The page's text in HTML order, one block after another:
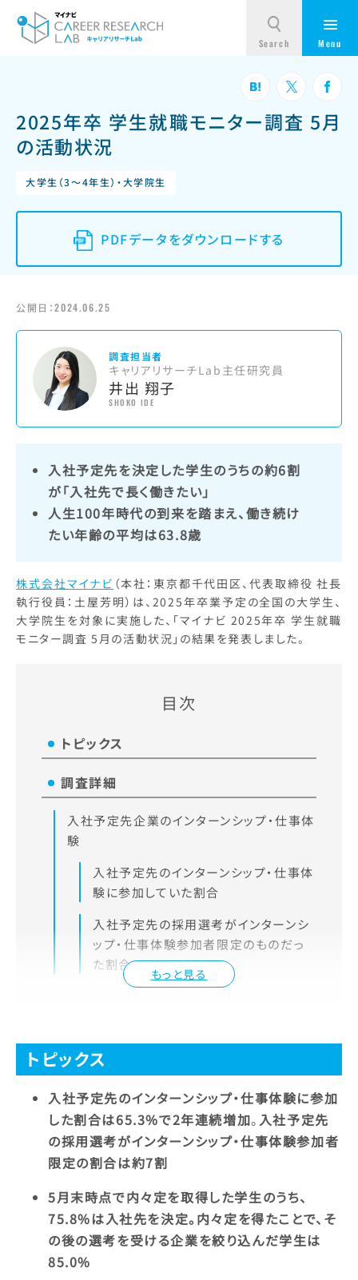
2025年卒 学生就職モニター調査 5月
の活動状況
大学生（3～4年生）・大学院生
PDFデータをダウンロードする
公開日：2024.06.25
調査担当者
キャリアリサーチLab主任研究員
井出 翔子
SHOKO IDE
入社予定先を決定した学生のうちの約6割
が「入社先で長く働きたい」
人生100年時代の到来を踏まえ、働き続け
たい年齢の平均は63.8歳
株式会社マイナビ （本社：東京都千代田区、代表取締役 社長
執行役員：土屋芳明）は、2025年卒業予定の全国の大学生、
大学院生を対象に実施した、「マイナビ 2025年卒 学生就職
モニター調査 5月の活動状況」の結果を発表しました。
目次
もっと見る
トピックス
調査詳細
入社予定先企業のインターンシップ・仕事体
験
入社予定先のインターンシップ・仕事体
験に参加していた割合
入社予定先の採用選考がインターンシ
ップ・仕事体験参加者限定のものだっ
た割合
トピックス
入社予定先のインターンシップ・仕事体験に参加
した割合は65.3%で2年連続増加。入社予定先
の採用選考がインターンシップ・仕事体験参加者
限定の割合は約7割
5月末時点で内々定を取得した学生のうち、
75.8%は入社先を決定。内々定を得たことで、そ
の後の選考を受ける企業を絞り込んだ学生は
85.0%